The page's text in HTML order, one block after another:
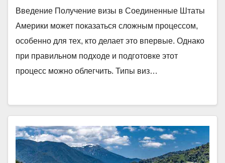
Введение Получение визы в Соединенные Штаты
Америки может показаться сложным процессом,
особенно для тех, кто делает это впервые. Однако
при правильном подходе и подготовке этот
процесс можно облегчить. Типы виз…